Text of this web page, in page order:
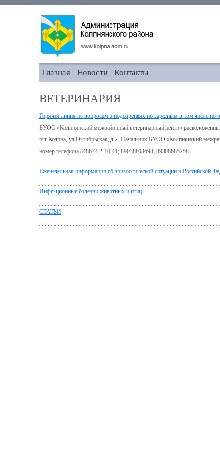
Главная Новости Контакты
ВЕТЕРИНАРИЯ
Горячая линия по вопросам о подозрениях по заразным в том числе
БУОО «Колпнянский межрайонный ветеринарный центр»
пгг.Колпна, ул.Октябрьская, д.2. Начальник БУОО «Колпнянский
номер телефона 848674 2-10-41; 89038803698; 89308685258.
Еженедельная информация об эпизоотической ситуации в Российской
Инфекционные болезни животных и птиц
СТАТЬИ